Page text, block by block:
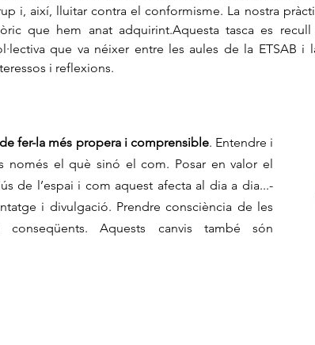
i, així, lluitar contra el conformisme. La nostra
que hem anat adquirint.Aquesta tasca es
que va néixer entre les aules de la ETSAB i
i reflexions.
fer-la més propera i comprensible. Entendre i
només el què sinó el com. Posar en valor el
de l’espai i com aquest afecta al dia a dia...-
i divulgació. Prendre consciència de les
conseqüents. Aquests canvis també són